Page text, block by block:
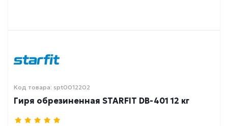
Код товара: spt0012202
Гиря обрезиненная STARFIT DB-401 12 кг